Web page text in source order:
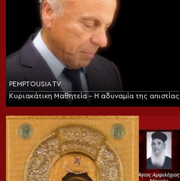
PEMPTOUSIA TV
Κυριακάτικη Μαθητεία – Η αδυναμία της απιστίας